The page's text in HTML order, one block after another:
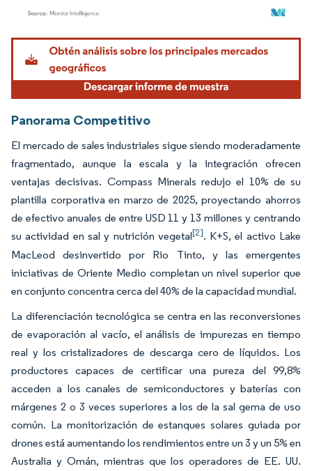
Imagen © Mordor Intelligence. El uso requiere atribución según CC BY 4.0.
Panorama Competitivo
El mercado de sales industriales sigue siendo moderadamente
fragmentado, aunque la escala y la integración ofrecen
ventajas decisivas. Compass Minerals redujo el 10% de su
plantilla corporativa en marzo de 2025, proyectando ahorros
de efectivo anuales de entre USD 11 y 13 millones y centrando
su actividad en sal y nutrición vegetal[2]. K+S, el activo Lake
MacLeod desinvertido por Rio Tinto, y las emergentes
iniciativas de Oriente Medio completan un nivel superior que
en conjunto concentra cerca del 40% de la capacidad mundial.
La diferenciación tecnológica se centra en las reconversiones
de evaporación al vacío, el análisis de impurezas en tiempo
real y los cristalizadores de descarga cero de líquidos. Los
productores capaces de certificar una pureza del 99,8%
acceden a los canales de semiconductores y baterías con
márgenes 2 o 3 veces superiores a los de la sal gema de uso
común. La monitorización de estanques solares guiada por
drones está aumentando los rendimientos entre un 3 y un 5% en
Australia y Omán, mientras que los operadores de EE. UU.